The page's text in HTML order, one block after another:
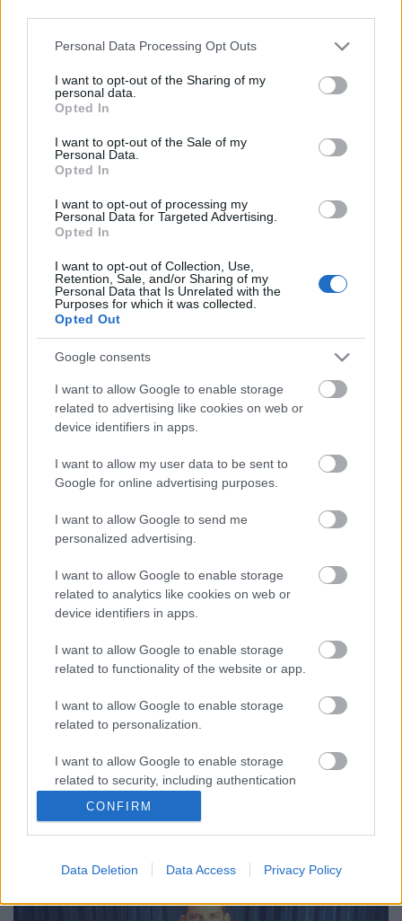
Please note that this website/app uses one or more Google
not limited to your visit or usage behaviour. You may click to
grant or deny consent to Google and its third-party tags to
use your data for below specified purposes in below Google
consent section.
Personal Data Processing Opt Outs
I want to opt-out of the Sharing of my
personal data.
Opted In
I want to opt-out of the Sale of my
Personal Data.
Opted In
I want to opt-out of processing my
Personal Data for Targeted Advertising.
Opted In
I want to opt-out of Collection, Use,
Retention, Sale, and/or Sharing of my
Personal Data that Is Unrelated with the
Purposes for which it was collected.
Opted Out
Google consents
I want to allow Google to enable storage
related to advertising like cookies on web or
device identifiers in apps.
I want to allow my user data to be sent to
Google for online advertising purposes.
I want to allow Google to send me
personalized advertising.
I want to allow Google to enable storage
related to analytics like cookies on web or
device identifiers in apps.
I want to allow Google to enable storage
related to functionality of the website or app.
I want to allow Google to enable storage
related to personalization.
I want to allow Google to enable storage
related to security, including authentication
functionality and fraud prevention, and other
CONFIRM
Data Deletion Data Access Privacy Policy
Bizarr elnöki kegyelem a pulykáknak
• 2016. november 23.
USA elnöke minden évben Hálaadás előtt
megkegyelmez egy pulykának. Idén Tater és Tot
voltak a szerencsések, akik így nem kerültek az
ünnepi asztalra. Durva nagypapás viccből viszont
annál több volt a terítéken. White House Photo /
Chuck Kennedy
New Trump City
• 2016. november 09.
New Trump City - Kemény reggelre ébredt ma az
USA és a világ. Trump megnyerte az elnökválasztást
annak ellenére, hogy Clintonra többen szavaztak (!)
Az amerikai elnökválasztási rendszer azonban, a nép
akaratát az őket képviselő elektori kollégiummal
dönti el. Ezért voltak fontosak a libikóka…